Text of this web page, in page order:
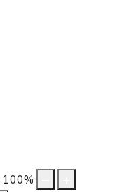
100%